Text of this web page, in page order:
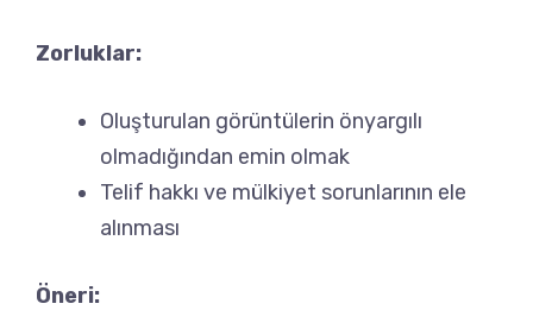
Zorluklar:
Oluşturulan görüntülerin önyargılı
olmadığından emin olmak
Telif hakkı ve mülkiyet sorunlarının ele
alınması
Öneri: